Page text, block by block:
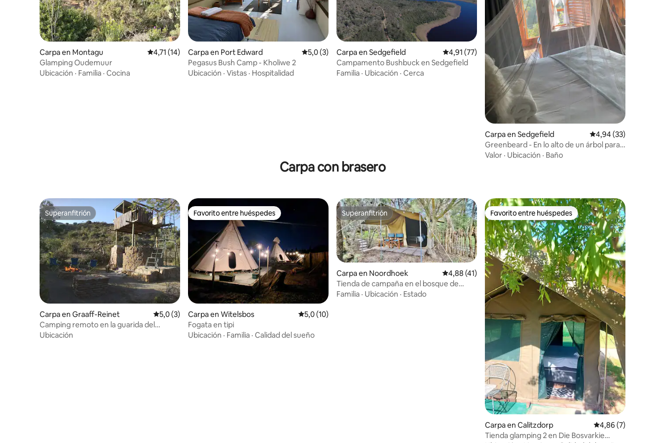
Carpa en Montagu Calificación promedio: 4,71 de 5. 14 evaluaciones
4,71 (14)
Glamping Oudemuur
Ubicación · Familia · Cocina
Carpa en Port Edward Calificación promedio: 5,0 de 5. 3 evaluaciones
5,0 (3)
Pegasus Bush Camp - Kholiwe 2
Ubicación · Vistas · Hospitalidad
Carpa en Sedgefield Calificación promedio: 4,91 de 5. 77 evaluaciones
4,91 (77)
Campamento Bushbuck en Sedgefield
Familia · Ubicación · Cerca
Carpa en Sedgefield Calificación
4,94 (33)
Greenbeard - En lo alto de un árbol para
parejas
Valor · Ubicación · Baño
Carpa con brasero
Superanfitrión
Superanfitrión
Carpa en Graaff-Reinet Calificación promedio: 5,0 de 5. 3 evaluaciones
5,0 (3)
Camping remoto en la guarida del
leopardo
Ubicación
Favorito entre huéspedes
Favorito entre huéspedes
Carpa en Witelsbos Calificación promedio: 5,0 de 5. 10 evaluaciones
5,0 (10)
Fogata en tipi
Ubicación · Familia · Calidad del sueño
Superanfitrión
Superanfitrión
Carpa en Noordhoek Calificación promedio: 4,88 de 5. 41 evaluaciones
4,88 (41)
Tienda de campaña en el bosque de
Noordhoek
Familia · Ubicación · Estado
Favorito entre huéspedes
Favorito entre huéspedes
Carpa en Calitzdorp Calificación
4,86 (7)
Tienda glamping 2 en Die Bosvarkie